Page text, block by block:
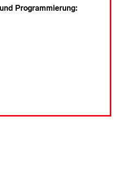
Programmierung: